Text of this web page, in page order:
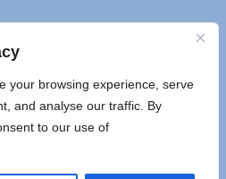
your browsing experience, serve
and analyse our traffic. By
to our use of
also contains material